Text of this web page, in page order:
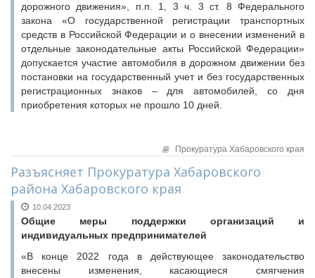
дорожного движения», п.п. 1, 3 ч. 3 ст. 8 Федерального
закона «О государственной регистрации транспортных
средств в Российской Федерации и о внесении изменений в
отдельные законодательные акты Российской Федерации»
допускается участие автомобиля в дорожном движении без
постановки на государственный учет и без государственных
регистрационных знаков – для автомобилей, со дня
приобретения которых не прошло 10 дней.
Прокуратура Хабаровского края
Разъясняет Прокуратура Хабаровского
района Хабаровского края
10.04.2023
Общие меры поддержки организаций и
индивидуальных предпринимателей
«В конце 2022 года в действующее законодательство
внесены изменения, касающиеся смягчения